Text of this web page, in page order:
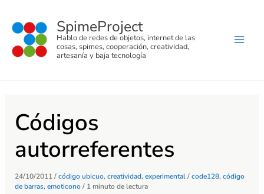
contenido
SpimeProject
Hablo de redes de objetos, internet de las
cosas, spimes, cooperación, creatividad,
artesanía y baja tecnología
Códigos
autorreferentes
24/10/2011/código ubicuo,creatividad,experimental/code128,código
de barras,emoticono/ 1 minuto de lectura